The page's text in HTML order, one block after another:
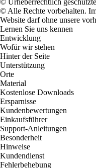
© Urheberrechtlich
© Alle Rechte vorbehalten.
Website darf ohne unsere
Lernen Sie uns kennen
Entwicklung
Wofür wir stehen
Hinter der Seite
Unterstützung
Orte
Material
Kostenlose Downloads
Ersparnisse
Kundenbewertungen
Einkaufsführer
Support-Anleitungen
Besonderheit
Hinweise
Kundendienst
Fehlerbehebung